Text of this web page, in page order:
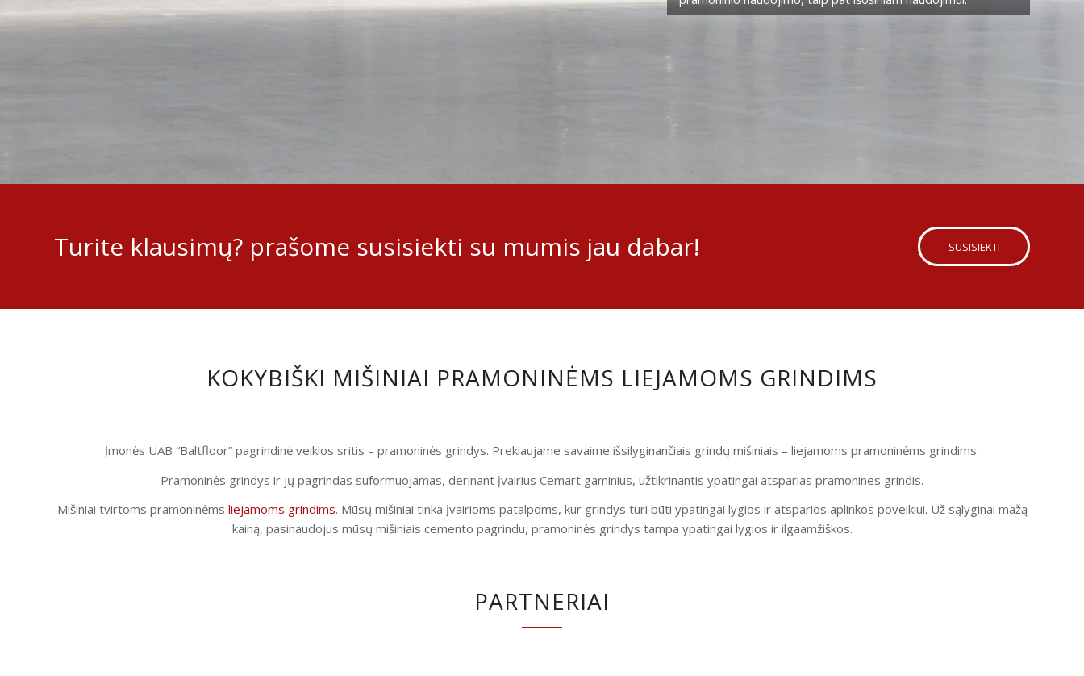
Turite klausimų? prašome susisiekti su mumis jau dabar! SUSISIEKTI
KOKYBIŠKI MIŠINIAI PRAMONINĖMS LIEJAMOMS GRINDIMS
Įmonės UAB “Baltfloor” pagrindinė veiklos sritis – pramoninės grindys. Prekiaujame savaime išsilyginančiais grindų mišiniais – liejamoms pramoninėms grindims.
Pramoninės grindys ir jų pagrindas suformuojamas, derinant įvairius Cemart gaminius, užtikrinantis ypatingai atsparias pramonines grindis.
Mišiniai tvirtoms pramoninėms liejamoms grindims. Mūsų mišiniai tinka įvairioms patalpoms, kur grindys turi būti ypatingai lygios ir atsparios aplinkos poveikiui. Už sąlyginai mažą
kainą, pasinaudojus mūsų mišiniais cemento pagrindu, pramoninės grindys tampa ypatingai lygios ir ilgaamžiškos.
PARTNERIAI